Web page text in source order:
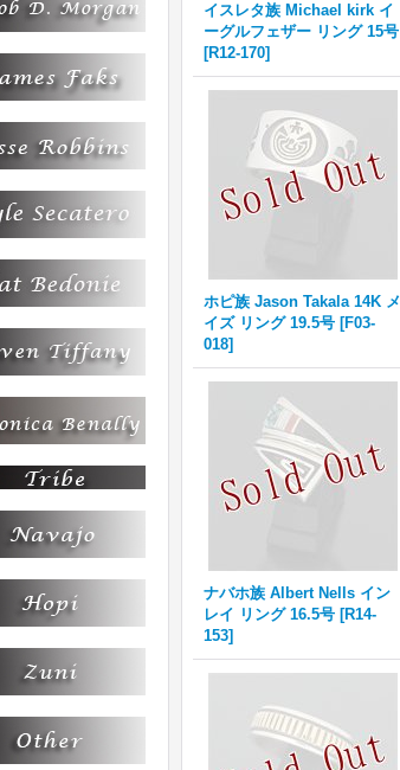
イスレタ族 Michael kirk イ
ーグルフェザー リング 15号
[R12-170]
ホピ族 Jason Takala 14K メ
イズ リング 19.5号 [F03-
018]
ナバホ族 Albert Nells イン
レイ リング 16.5号 [R14-
153]